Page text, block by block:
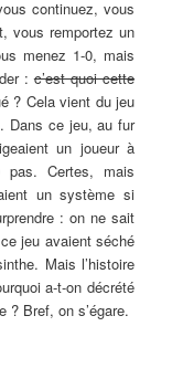
continuez, vous
vous remportez un
menez 1-0, mais
:c’est quoi cette
? Cela vient du jeu
Dans ce jeu, au fur
un joueur à
Certes, mais
un système si
: on ne sait
jeu avaient séché
Mais l’histoire
a-t-on décrété
? Bref, on s’égare.